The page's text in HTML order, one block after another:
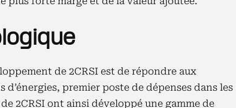
de 2CRSI est de répondre aux
premier poste de dépenses dans les
2CRSI ont ainsi développé une gamme de